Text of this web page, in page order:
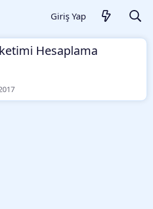
Giriş Yap
Hesaplama